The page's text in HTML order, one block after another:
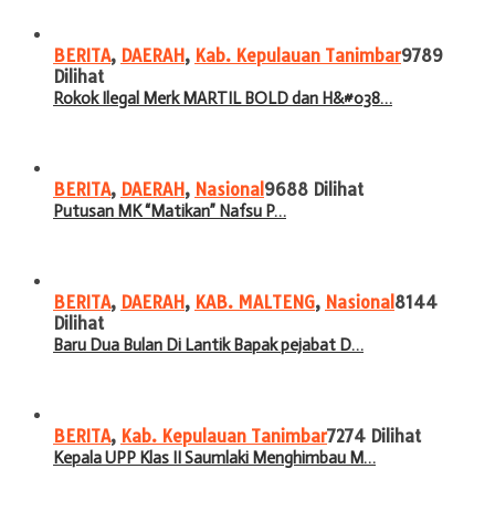
BERITA, DAERAH , Kab. Kepulauan Tanimbar9789
Dilihat
Rokok Ilegal Merk MARTIL BOLD dan H&#038…
BERITA, DAERAH , Nasional 9688 Dilihat
Putusan MK “Matikan” Nafsu P…
BERITA, DAERAH , KAB. MALTENG, Nasional 8144
Dilihat
Baru Dua Bulan Di Lantik Bapak pejabat D…
BERITA, Kab. Kepulauan Tanimbar7274 Dilihat
Kepala UPP Klas II Saumlaki Menghimbau M…